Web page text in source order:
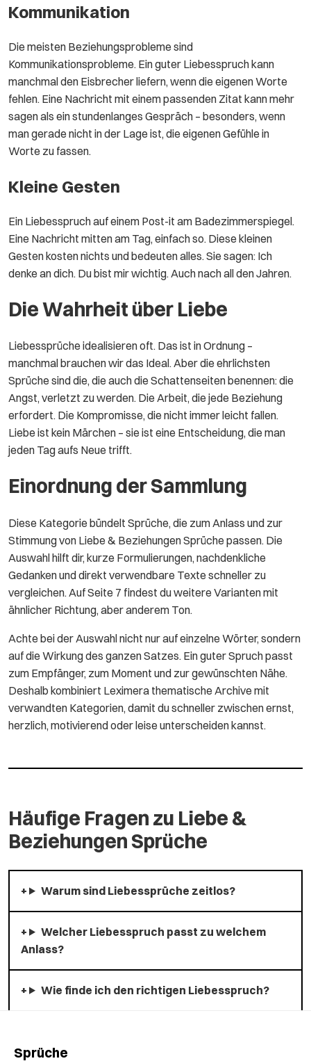
Kommunikation
Die meisten Beziehungsprobleme sind
Kommunikationsprobleme. Ein guter Liebesspruch kann
manchmal den Eisbrecher liefern, wenn die eigenen Worte
fehlen. Eine Nachricht mit einem passenden Zitat kann mehr
sagen als ein stundenlanges Gespräch – besonders, wenn
man gerade nicht in der Lage ist, die eigenen Gefühle in
Worte zu fassen.
Kleine Gesten
Ein Liebesspruch auf einem Post-it am Badezimmerspiegel.
Eine Nachricht mitten am Tag, einfach so. Diese kleinen
Gesten kosten nichts und bedeuten alles. Sie sagen: Ich
denke an dich. Du bist mir wichtig. Auch nach all den Jahren.
Die Wahrheit über Liebe
Liebessprüche idealisieren oft. Das ist in Ordnung –
manchmal brauchen wir das Ideal. Aber die ehrlichsten
Sprüche sind die, die auch die Schattenseiten benennen: die
Angst, verletzt zu werden. Die Arbeit, die jede Beziehung
erfordert. Die Kompromisse, die nicht immer leicht fallen.
Liebe ist kein Märchen – sie ist eine Entscheidung, die man
jeden Tag aufs Neue trifft.
Einordnung der Sammlung
Diese Kategorie bündelt Sprüche, die zum Anlass und zur
Stimmung von Liebe & Beziehungen Sprüche passen. Die
Auswahl hilft dir, kurze Formulierungen, nachdenkliche
Gedanken und direkt verwendbare Texte schneller zu
vergleichen. Auf Seite 7 findest du weitere Varianten mit
ähnlicher Richtung, aber anderem Ton.
Achte bei der Auswahl nicht nur auf einzelne Wörter, sondern
auf die Wirkung des ganzen Satzes. Ein guter Spruch passt
zum Empfänger, zum Moment und zur gewünschten Nähe.
Deshalb kombiniert Leximera thematische Archive mit
verwandten Kategorien, damit du schneller zwischen ernst,
herzlich, motivierend oder leise unterscheiden kannst.
Häufige Fragen zu Liebe &
Beziehungen Sprüche
Warum sind Liebessprüche zeitlos?
Welcher Liebesspruch passt zu welchem
Anlass?
Wie finde ich den richtigen Liebesspruch?
Sprüche